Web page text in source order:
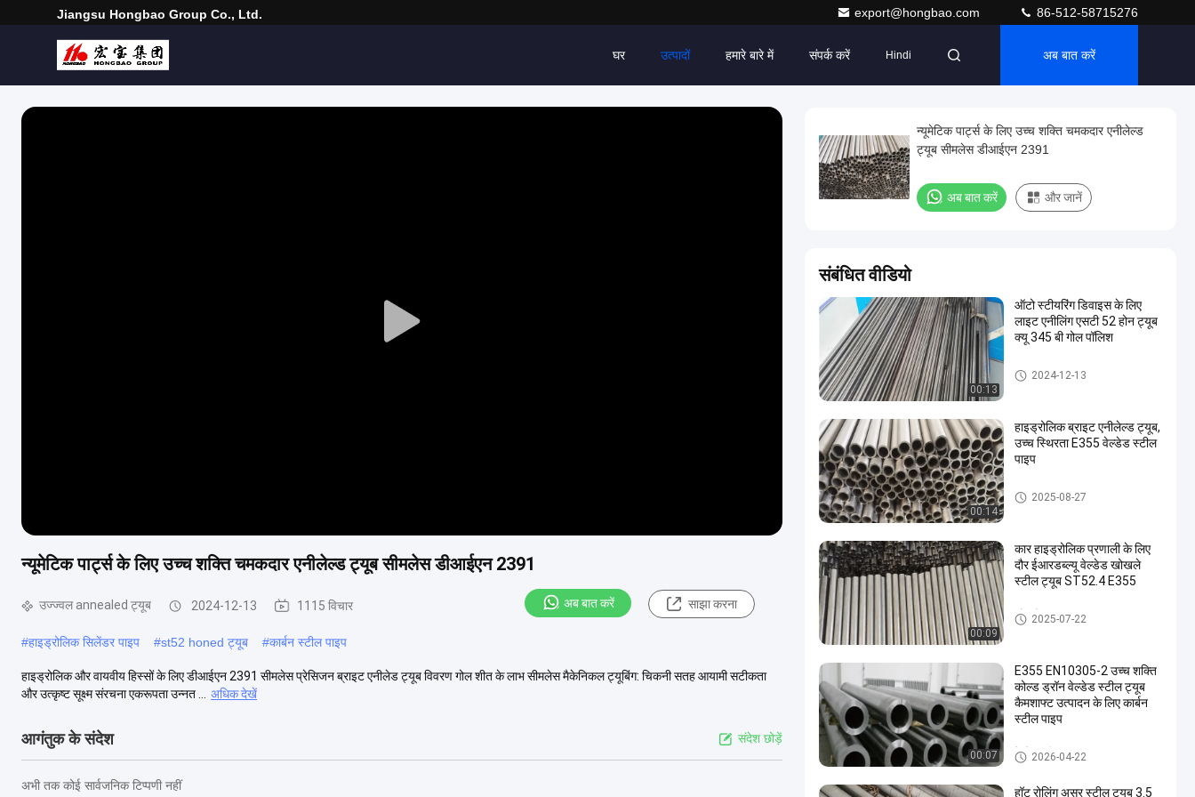
Jiangsu Hongbao Group Co., Ltd. export@hongbao.com 86-512-58715276
घर उत्पादों हमारे बारे में संपर्क करें Hindi अब बात करें
Play
न्यूमेटिक पार्ट्स के लिए उच्च शक्ति चमकदार एनीलेल्ड ट्यूब सीमलेस डीआईएन 2391
उज्ज्वल annealed ट्यूब 2024-12-13 1115 विचार अब बात करें साझा करना
#हाइड्रोलिक सिलेंडर पाइप #st52 honed ट्यूब #कार्बन स्टील पाइप
हाइड्रोलिक और वायवीय हिस्सों के लिए डीआईएन 2391 सीमलेस प्रेसिजन ब्राइट एनीलेड ट्यूब विवरण गोल शीत के लाभ सीमलेस मैकेनिकल ट्यूबिंग: चिकनी सतह आयामी सटीकता
और उत्कृष्ट सूक्ष्म संरचना एकरूपता उन्नत ...
अधिक देखें
आगंतुक के संदेश संदेश छोड़ें
अभी तक कोई सार्वजनिक टिप्पणी नहीं
न्यूमेटिक पार्ट्स के लिए उच्च शक्ति चमकदार एनीलेल्ड
ट्यूब सीमलेस डीआईएन 2391
अब बात करें और जानें
संबंधित वीडियो
00:13
ऑटो स्टीयरिंग डिवाइस के लिए
लाइट एनीलिंग एसटी 52 होन ट्यूब
क्यू 345 बी गोल पॉलिश
उज्ज्वल annealed ट्यूब
2024-12-13
00:14
हाइड्रोलिक ब्राइट एनीलेल्ड ट्यूब,
उच्च स्थिरता E355 वेल्डेड स्टील
पाइप
उज्ज्वल annealed ट्यूब
2025-08-27
00:09
कार हाइड्रोलिक प्रणाली के लिए
दौर ईआरडब्ल्यू वेल्डेड खोखले
स्टील ट्यूब ST52.4 E355
खोखले इस्पात ट्यूब
2025-07-22
00:07
E355 EN10305-2 उच्च शक्ति
कोल्ड ड्रॉन वेल्डेड स्टील ट्यूब
कैमशाफ्ट उत्पादन के लिए कार्बन
स्टील पाइप
वेल्डेड स्टील ट्यूब
2026-04-22
हॉट रोलिंग असर स्टील ट्यूब 3.5